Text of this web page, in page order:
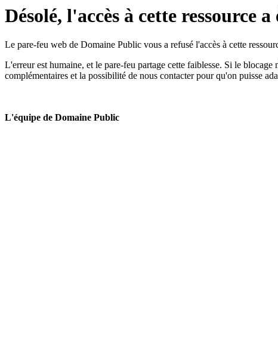
Désolé, l'accès à cette ressource
Le pare-feu web de Domaine Public vous a refusé l'accès à cette
L'erreur est humaine, et le pare-feu partage cette faiblesse. Si le
complémentaires et la possibilité de nous contacter pour qu'on puisse
L'équipe de Domaine Public